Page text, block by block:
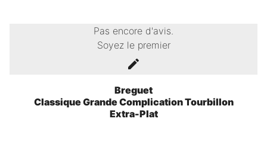
Pas encore d'avis.
Soyez le premier
Breguet
Classique Grande Complication Tourbillon
Extra-Plat